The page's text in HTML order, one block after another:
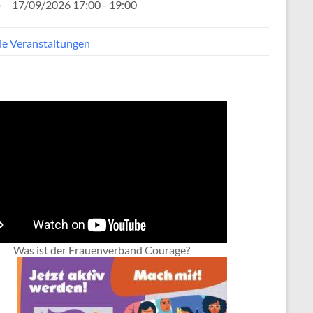
17/09/2026 17:00 - 19:00
Veranstaltungen
Was ist der Frauenverband Courage?